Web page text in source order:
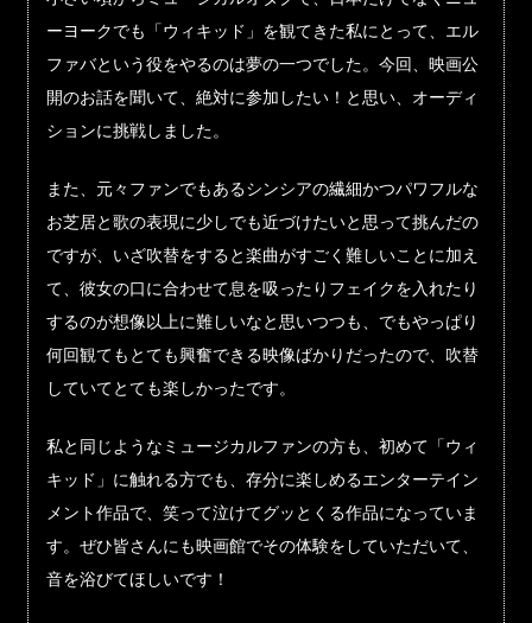
ーヨークでも「ウィキッド」を観てきた私にとって、エル
ファバという役をやるのは夢の一つでした。今回、映画公
開のお話を聞いて、絶対に参加したい！と思い、オーディ
ションに挑戦しました。
また、元々ファンでもあるシンシアの繊細かつパワフルな
お芝居と歌の表現に少しでも近づけたいと思って挑んだの
ですが、いざ吹替をすると楽曲がすごく難しいことに加え
て、彼女の口に合わせて息を吸ったりフェイクを入れたり
するのが想像以上に難しいなと思いつつも、でもやっぱり
何回観てもとても興奮できる映像ばかりだったので、吹替
していてとても楽しかったです。
私と同じようなミュージカルファンの方も、初めて「ウィ
キッド」に触れる方でも、存分に楽しめるエンターテイン
メント作品で、笑って泣けてグッとくる作品になっていま
す。ぜひ皆さんにも映画館でその体験をしていただいて、
音を浴びてほしいです！